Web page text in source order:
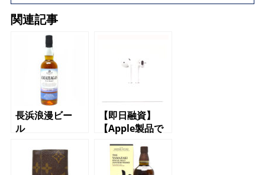
関連記事
長浜浪漫ビー
ル
ワールドブレン
デッド リミテ
【即日融資】
【Apple製品で
質預かり】【か
んてい局】
【質】【三軒茶